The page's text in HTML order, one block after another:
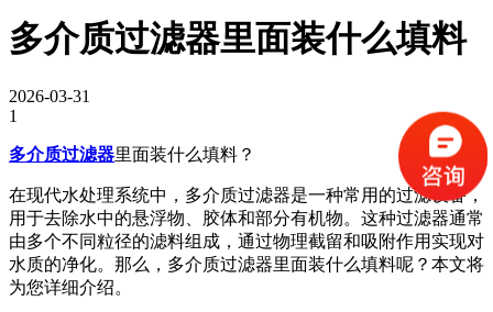
多介质过滤器里面装什么填料
2026-03-31
1
多介质过滤器里面装什么填料？
在现代水处理系统中，多介质过滤器是一种常用的过滤设备，
用于去除水中的悬浮物、胶体和部分有机物。这种过滤器通常
由多个不同粒径的滤料组成，通过物理截留和吸附作用实现对
水质的净化。那么，多介质过滤器里面装什么填料呢？本文将
为您详细介绍。